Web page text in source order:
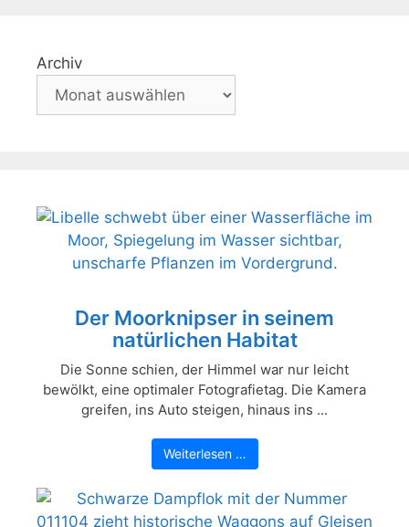
Archiv
Der Moorknipser in seinem
natürlichen Habitat
Die Sonne schien, der Himmel war nur leicht
bewölkt, eine optimaler Fotografietag. Die Kamera
greifen, ins Auto steigen, hinaus ins ...
Weiterlesen …